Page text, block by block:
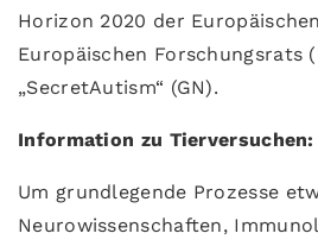
Horizon 2020 der
Europäischen Forschungsrats
„SecretAutism“ (GN).
Information zu Tierversuchen:
Um grundlegende Prozesse
Neurowissenschaften,